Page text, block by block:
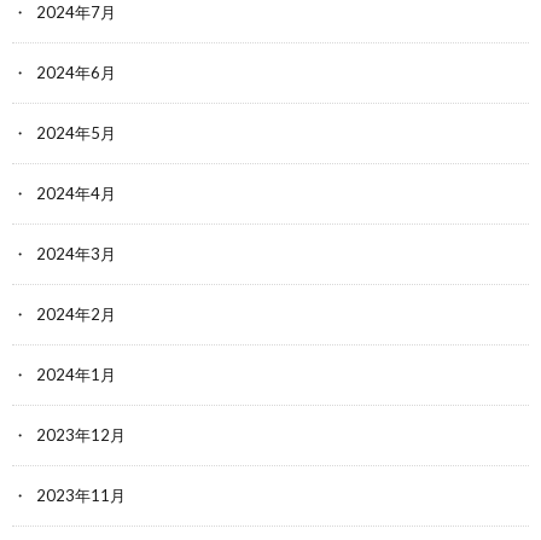
2024年7月
2024年6月
2024年5月
2024年4月
2024年3月
2024年2月
2024年1月
2023年12月
2023年11月